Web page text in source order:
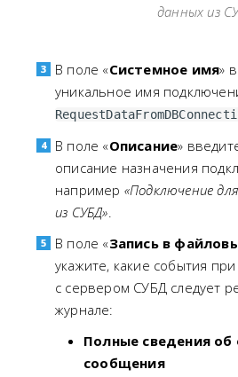
данных из
В поле «Системное имя»
уникальное имя
В поле «Описание»
описание назначения
например «Подключение
из СУБД».
В поле «Запись в
укажите, какие события
с сервером СУБД следует
журнале:
Полные сведения об
сообщения